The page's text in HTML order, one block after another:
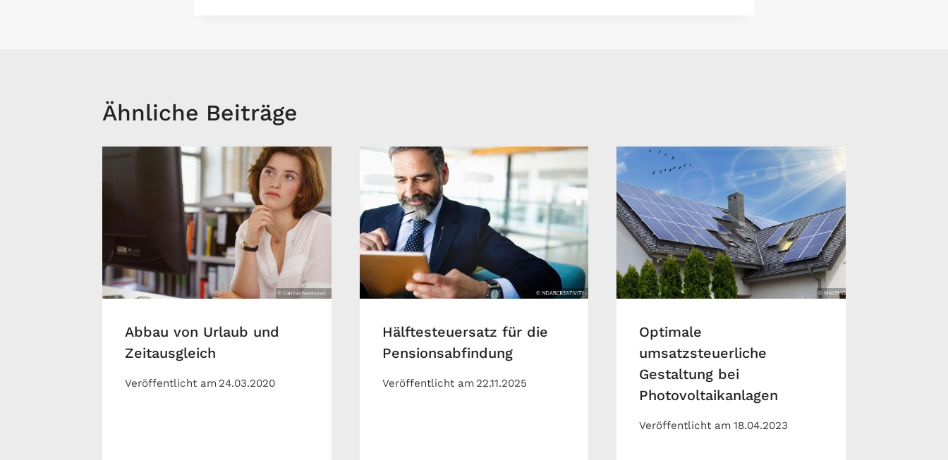
Ähnliche Beiträge
Abbau von Urlaub und
Zeitausgleich
Veröffentlicht am 24.03.2020
Hälftesteuersatz für die
Pensionsabfindung
Veröffentlicht am 22.11.2025
Optimale
umsatzsteuerliche
Gestaltung bei
Photovoltaikanlagen
Veröffentlicht am 18.04.2023